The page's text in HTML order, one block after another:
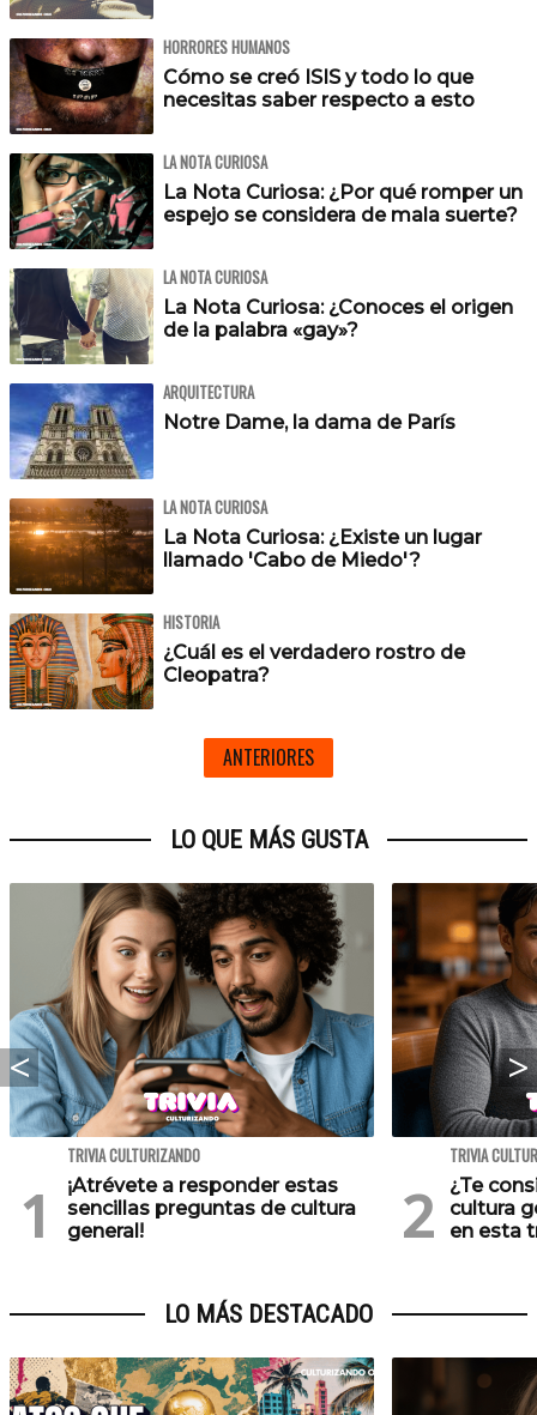
HORRORES HUMANOS
Cómo se creó ISIS y todo lo que
necesitas saber respecto a esto
LA NOTA CURIOSA
La Nota Curiosa: ¿Por qué romper un
espejo se considera de mala suerte?
LA NOTA CURIOSA
La Nota Curiosa: ¿Conoces el origen
de la palabra «gay»?
ARQUITECTURA
Notre Dame, la dama de París
LA NOTA CURIOSA
La Nota Curiosa: ¿Existe un lugar
llamado 'Cabo de Miedo'?
HISTORIA
¿Cuál es el verdadero rostro de
Cleopatra?
ANTERIORES
LO QUE MÁS GUSTA
TRIVIA CULTURIZANDO
¡Atrévete a responder estas
sencillas preguntas de cultura
general!
TRIVIA
¿Te
cultura
en esta
LO MÁS DESTACADO